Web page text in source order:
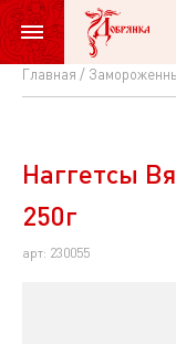
Главная
Наггетсы
индейкой
с/
Наггетсы
250г
арт: 230055